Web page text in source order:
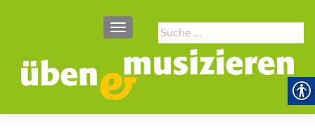
Suche
nach:
SCHALTE NAVIGATION